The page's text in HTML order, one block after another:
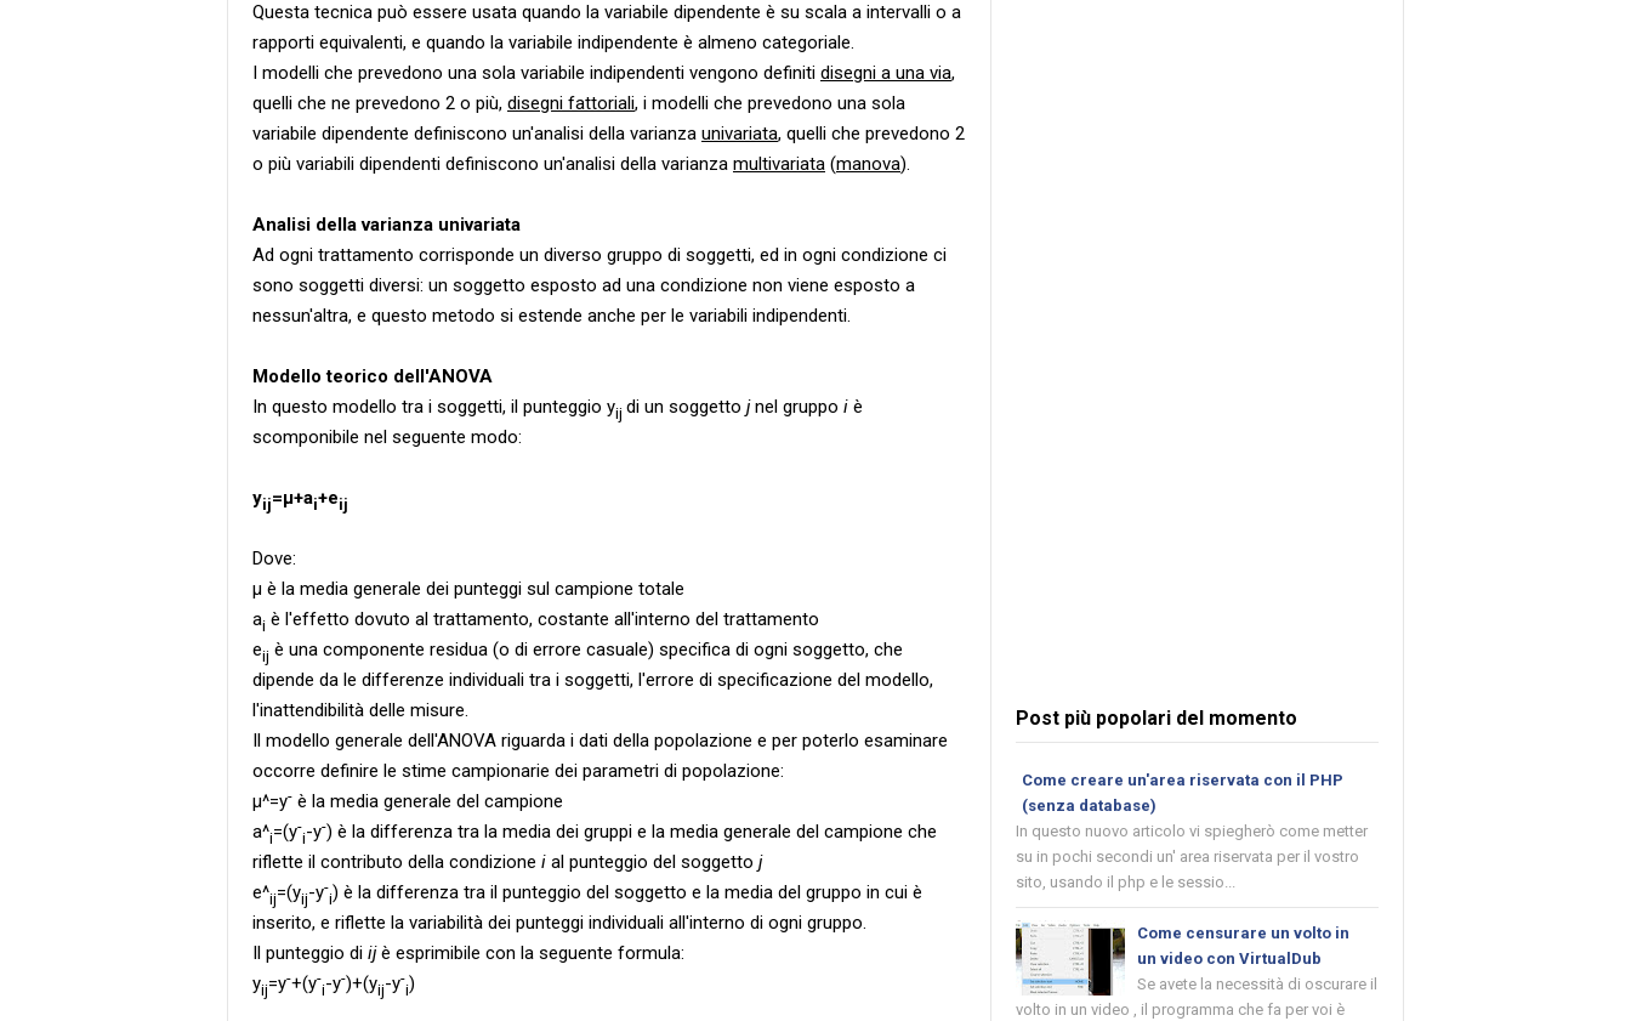
Questa tecnica può essere usata quando la variabile dipendente è su scala a intervalli o a
rapporti equivalenti, e quando la variabile indipendente è almeno categoriale.
I modelli che prevedono una sola variabile indipendenti vengono definiti disegni a una via,
quelli che ne prevedono 2 o più, disegni fattoriali, i modelli che prevedono una sola
variabile dipendente definiscono un'analisi della varianza univariata, quelli che prevedono 2
o più variabili dipendenti definiscono un'analisi della varianza multivariata (manova).
Analisi della varianza univariata
Ad ogni trattamento corrisponde un diverso gruppo di soggetti, ed in ogni condizione ci
sono soggetti diversi: un soggetto esposto ad una condizione non viene esposto a
nessun'altra, e questo metodo si estende anche per le variabili indipendenti.
Modello teorico dell'ANOVA
In questo modello tra i soggetti, il punteggio yij di un soggetto jnel gruppo i è
scomponibile nel seguente modo:
yij=µ+ai+eij
Dove:
µ è la media generale dei punteggi sul campione totale
ai è l'effetto dovuto al trattamento, costante all'interno del trattamento
eij è una componente residua (o di errore casuale) specifica di ogni soggetto, che
dipende da le differenze individuali tra i soggetti, l'errore di specificazione del modello,
l'inattendibilità delle misure.
Il modello generale dell'ANOVA riguarda i dati della popolazione e per poterlo esaminare
occorre definire le stime campionarie dei parametri di popolazione:
µ^=y- è la media generale del campione
a^i=(y-
i-y-) è la differenza tra la media dei gruppi e la media generale del campione che
riflette il contributo della condizione i al punteggio del soggetto j
e^ij=(yij-y-
i) è la differenza tra il punteggio del soggetto e la media del gruppo in cui è
inserito, e riflette la variabilità dei punteggi individuali all'interno di ogni gruppo.
Il punteggio di ijè esprimibile con la seguente formula:
yij=y-+(y-
i-y-)+(yij-y-
i)
Post più popolari del momento
Come creare un'area riservata con il PHP
(senza database)
In questo nuovo articolo vi spiegherò come metter
su in pochi secondi un' area riservata per il vostro
sito, usando il php e le sessio...
Come censurare un volto in
un video con VirtualDub
Se avete la necessità di oscurare il
volto in un video , il programma che fa per voi è